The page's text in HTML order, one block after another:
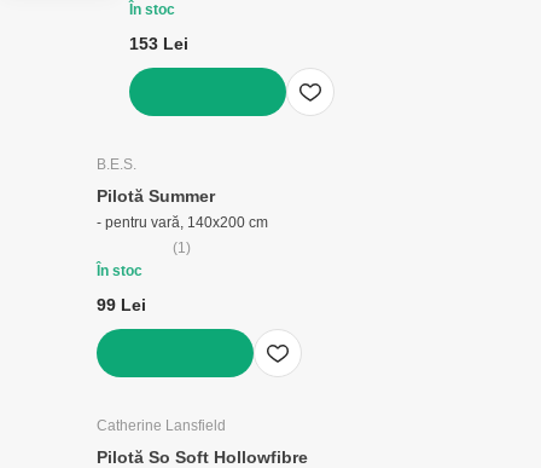
În stoc
153 Lei
B.E.S.
Pilotă Summer
- pentru vară, 140x200 cm
(1)
În stoc
99 Lei
Catherine Lansfield
Pilotă So Soft Hollowfibre